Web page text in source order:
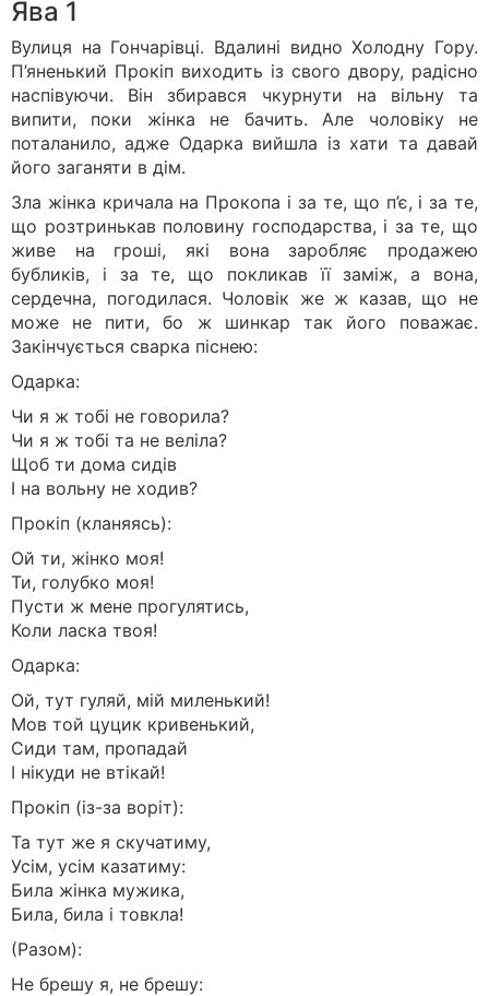
Ява 1
Вулиця на Гончарівці. Вдалині видно Холодну Гору.
П’яненький Прокіп виходить із свого двору, радісно
наспівуючи. Він збирався чкурнути на вільну та
випити, поки жінка не бачить. Але чоловіку не
поталанило, адже Одарка вийшла із хати та давай
його заганяти в дім.
Зла жінка кричала на Прокопа і за те, що п’є, і за те,
що розтринькав половину господарства, і за те, що
живе на гроші, які вона заробляє продажею
бубликів, і за те, що покликав її заміж, а вона,
сердечна, погодилася. Чоловік же ж казав, що не
може не пити, бо ж шинкар так його поважає.
Закінчується сварка піснею:
Одарка:
Чи я ж тобi не говорила?
Чи я ж тобi та не велiла?
Щоб ти дома сидiв
I на вольну не ходив?
Прокiп (кланяясь):
Ой ти, жiнко моя!
Ти, голубко моя!
Пусти ж мене прогулятись,
Коли ласка твоя!
Одарка:
Ой, тут гуляй, мiй миленький!
Мов той цуцик кривенький,
Сиди там, пропадай
I нiкуди не втiкай!
Прокіп (із-за воріт):
Та тут же я скучатиму,
Усiм, усiм казатиму:
Била жiнка мужика,
Била, била i товкла!
(Разом):
Не брешу я, не брешу: